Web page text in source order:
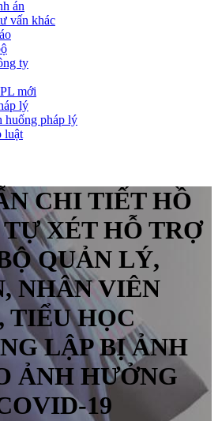
án
vấn khác
ty
mới
lý
huống pháp lý
luật
CHI TIẾT HỒ
XÉT HỖ TRỢ
QUẢN LÝ,
NHÂN VIÊN
TIỂU HỌC
LẬP BỊ ẢNH
ẢNH HƯỞNG
19